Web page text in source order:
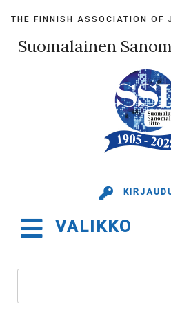
content
THE FINNISH ASSOCIATION OF
Suomalainen
VALIKKO